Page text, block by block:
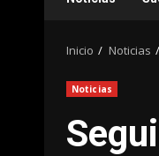
Inicio Noticias
Noticias